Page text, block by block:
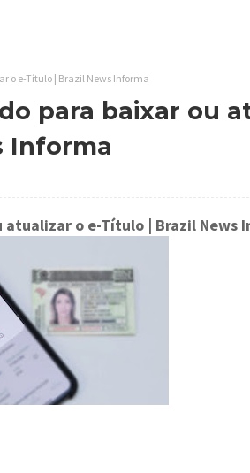
o e-Título | Brazil News Informa
para baixar ou
Informa
atualizar o e-Título | Brazil News